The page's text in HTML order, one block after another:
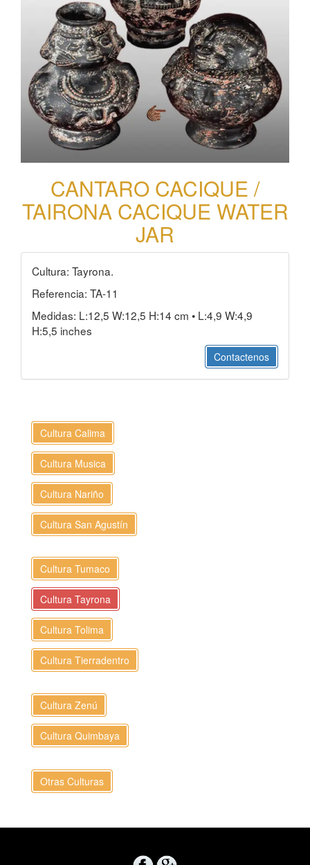
CANTARO CACIQUE /
TAIRONA CACIQUE WATER
JAR
Cultura: Tayrona.
Referencia: TA-11
Medidas: L:12,5 W:12,5 H:14 cm • L:4,9 W:4,9
H:5,5 inches
Contactenos
Cultura Calima
Cultura Musica
Cultura Nariño
Cultura San Agustín
Cultura Tumaco
Cultura Tayrona
Cultura Tolima
Cultura Tierradentro
Cultura Zenú
Cultura Quimbaya
Otras Culturas